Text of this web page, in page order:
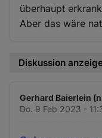
überhaupt
Aber das wäre
Diskussion
Gerhard Baierlein
Do. 9 Feb 2023 -